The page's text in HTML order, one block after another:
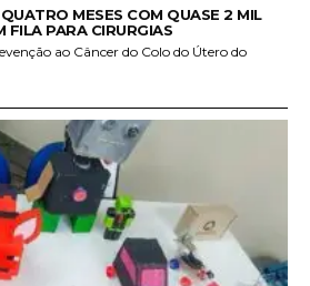
MESES COM QUASE 2 MIL
FILA PARA CIRURGIAS
ao Câncer do Colo do Útero do